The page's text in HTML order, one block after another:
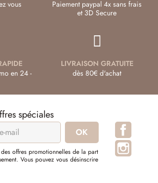
vous
Paiement paypal 4x sans frais
et 3D Secure
en 24 -
LIVRAISON GRATUITE
dès 80€ d'achat
spéciales
offres promotionnelles de la part
Vous pouvez vous désinscrire